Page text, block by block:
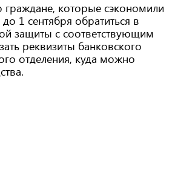
которые сэкономили
1 сентября обратиться в
защиты с соответствующим
реквизиты банковского
отделения, куда можно